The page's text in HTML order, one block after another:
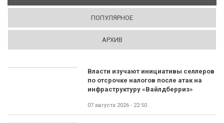
ПОПУЛЯРНОЕ
АРХИВ
Власти изучают инициативы селлеров
по отсрочке налогов после атак на
инфраструктуру «Вайлдберриз»
07 августа 2026 - 22:50